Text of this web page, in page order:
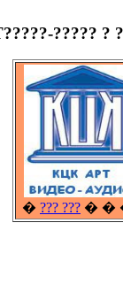
?????-????? ?
� ??? ??? � �